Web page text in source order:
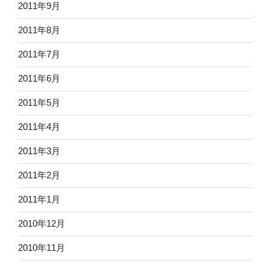
2011年9月
2011年8月
2011年7月
2011年6月
2011年5月
2011年4月
2011年3月
2011年2月
2011年1月
2010年12月
2010年11月